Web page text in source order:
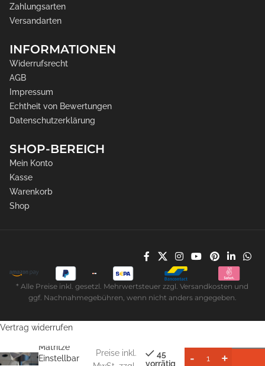
Zahlungsarten
Versandarten
INFORMATIONEN
Widerrufsrecht
AGB
Impressum
Echtheit von Bewertungen
Datenschutzerklärung
SHOP-BEREICH
Mein Konto
Kasse
Warenkorb
Shop
* Alle Preise inkl. gesetzl. Mehrwertsteuer zzgl. Versandkosten und
ggf. Nachnahmegebühren, wenn nicht anders angegeben.
Matritze
Einstellbar
Preise inkl.
45
vorrätig
Vertrag widerrufen